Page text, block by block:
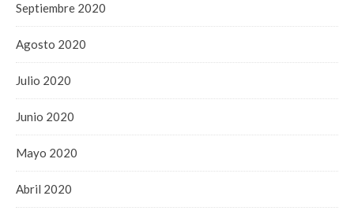
Septiembre 2020
Agosto 2020
Julio 2020
Junio 2020
Mayo 2020
Abril 2020